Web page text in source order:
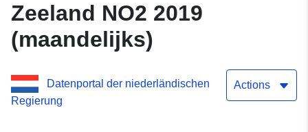
Zeeland NO2 2019
(maandelijks)
Datenportal der niederländischen
Regierung
Actions